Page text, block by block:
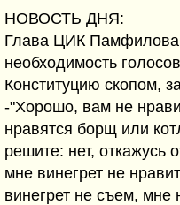
НОВОСТЬ ДНЯ:
Глава ЦИК Памфилова
необходимость
Конституцию скопом,
-"Хорошо, вам не
нравятся борщ или
решите: нет, откажусь
мне винегрет не
винегрет не съем, мне